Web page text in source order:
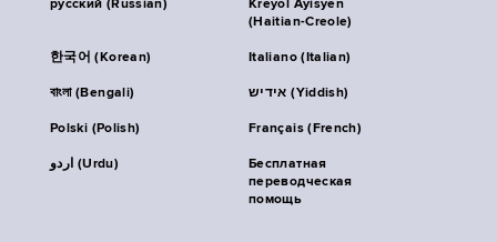
русский (Russian)
Kreyòl Ayisyen
(Haitian-Creole)
한국어 (Korean) Italiano (Italian)
বাংলা (Bengali) אידיש (Yiddish)
Polski (Polish) Français (French)
اردو (Urdu)
Бесплатная
переводческая
помощь